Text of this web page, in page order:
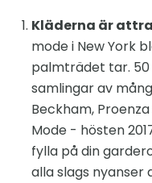
Kläderna är
mode i New York
palmträdet tar. 50
samlingar av
Beckham,
Mode - hösten
fylla på din
alla slags